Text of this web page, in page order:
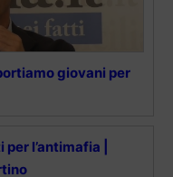
giovani per
l’antimafia |